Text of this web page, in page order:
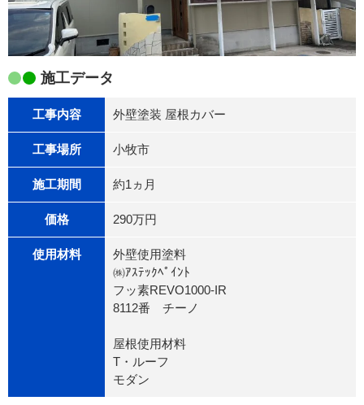
施工データ
工事内容 外壁塗装 屋根カバー
工事場所 小牧市
施工期間 約1ヵ月
価格 290万円
使用材料
外壁使用塗料
㈱ｱｽﾃｯｸﾍﾟｲﾝﾄ
フッ素REVO1000-IR
8112番 チーノ
屋根使用材料
T・ルーフ
モダン